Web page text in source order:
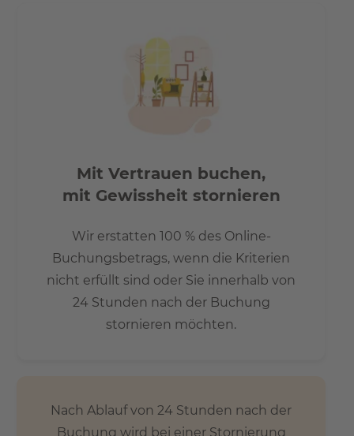
- 15 Min. bis zum Brandenburger Tor
Mit Vertrauen buchen,
mit Gewissheit stornieren
Wir erstatten 100 % des Online-
Buchungsbetrags, wenn die Kriterien
nicht erfüllt sind oder Sie innerhalb von
24 Stunden nach der Buchung
stornieren möchten.
Nach Ablauf von 24 Stunden nach der
Buchung wird bei einer Stornierung